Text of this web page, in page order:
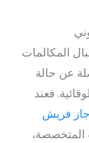
المكالمات
عن حالة
فعند
فريش
المتخصصة،